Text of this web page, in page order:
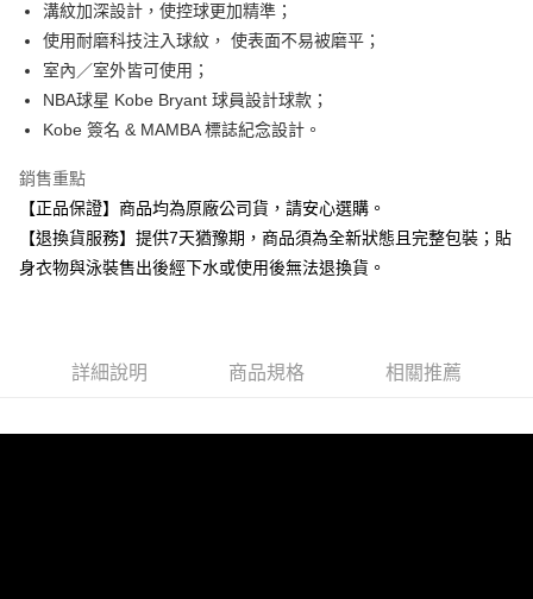
全家取貨付款
每筆NT$80，滿NT$599(含以上)免運費
付款後全家取貨
每筆NT$80，滿NT$599(含以上)免運費
7-11取貨付款
每筆NT$80，滿NT$599(含以上)免運費
付款後7-11取貨
每筆NT$80，滿NT$599(含以上)免運費
溝紋加深設計，使控球更加精準；
使用耐磨科技注入球紋， 使表面不易被磨平；
室內／室外皆可使用；
NBA球星 Kobe Bryant 球員設計球款；
Kobe 簽名 & MAMBA 標誌紀念設計。
銷售重點
【正品保證】商品均為原廠公司貨，請安心選購。
【退換貨服務】提供7天猶豫期，商品須為全新狀態且完整包裝；貼
身衣物與泳裝售出後經下水或使用後無法退換貨。
詳細說明 商品規格 相關推薦